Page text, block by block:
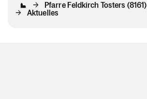
Pfarre Feldkirch Tosters (8161)
Aktuelles